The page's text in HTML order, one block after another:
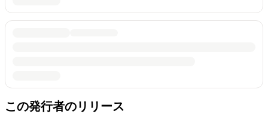
この発行者のリリース